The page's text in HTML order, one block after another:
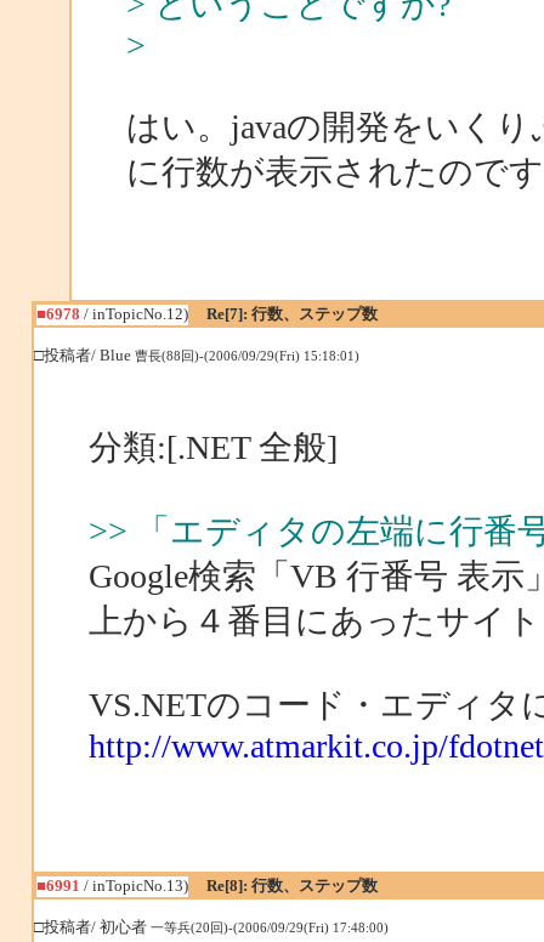
>
はい。javaの開発をいく
に行数が表示されたので
■6978 / inTopicNo.12) Re[7]: 行数、ステップ数
□投稿者/ Blue 曹長(88回)-(2006/09/29(Fri) 15:18:01)
分類:[.NET 全般]
>> 「エディタの左端に行番
Google検索「VB 行番号 表
上から４番目にあったサイト
VS.NETのコード・エディタ
http://www.atmarkit.co.jp/
■6991 / inTopicNo.13) Re[8]: 行数、ステップ数
□投稿者/ 初心者 一等兵(20回)-(2006/09/29(Fri) 17:48:00)